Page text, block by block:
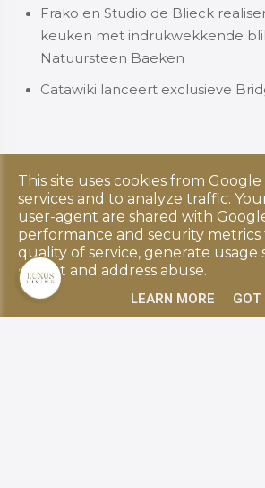
Frako en Studio de Blieck
keuken met indrukwekkende
Natuursteen Baeken
Catawiki lanceert exclusieve
Copyright © 2026 Luxus Living. All
Privacy & Cookies|UP-TO-
This site uses cookies from
services and to analyze traffic.
user-agent are shared with
performance and security metrics
quality of service, generate usage
detect and address abuse.
LEARN MORE GOT